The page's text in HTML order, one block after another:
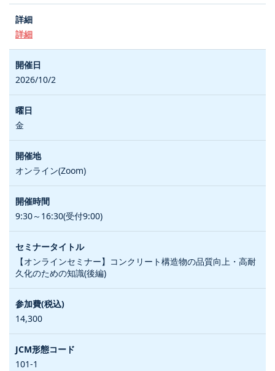
詳細
2026/10/2
金
オンライン(Zoom)
9:30～16:30(受付9:00)
【オンラインセミナー】コンクリート構造物の品質向上・高耐
久化のための知識(後編)
14,300
101-1